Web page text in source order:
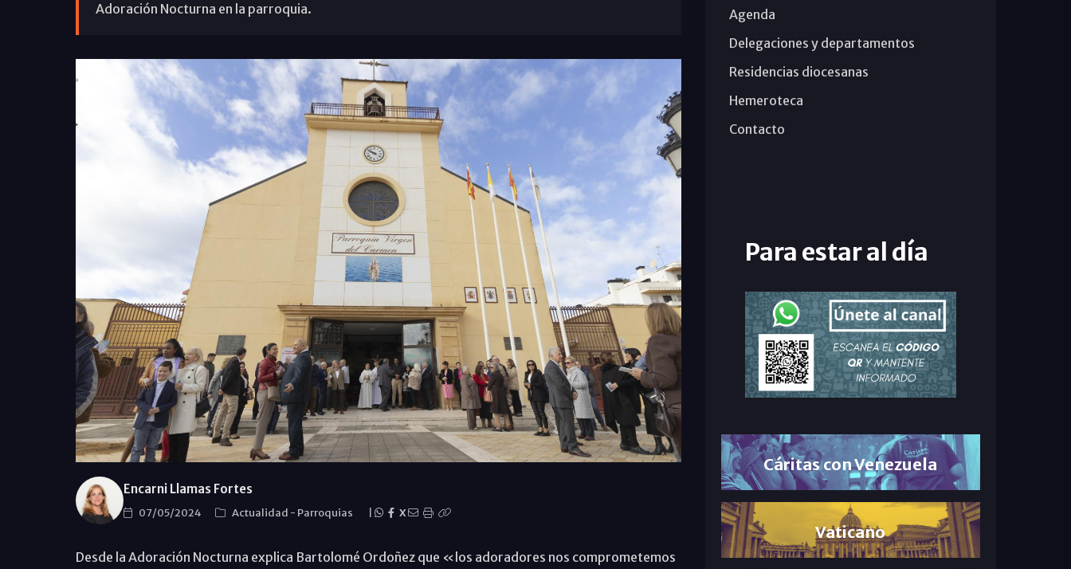
Adoración Nocturna en la parroquia.
Encarni Llamas Fortes
07/05/2024 Actualidad - Parroquias X
Desde la Adoración Nocturna explica Bartolomé Ordoñez que «los adoradores nos comprometemos
Agenda
Delegaciones y departamentos
Residencias diocesanas
Hemeroteca
Contacto
Para estar al día
Cáritas con Venezuela
Vaticano